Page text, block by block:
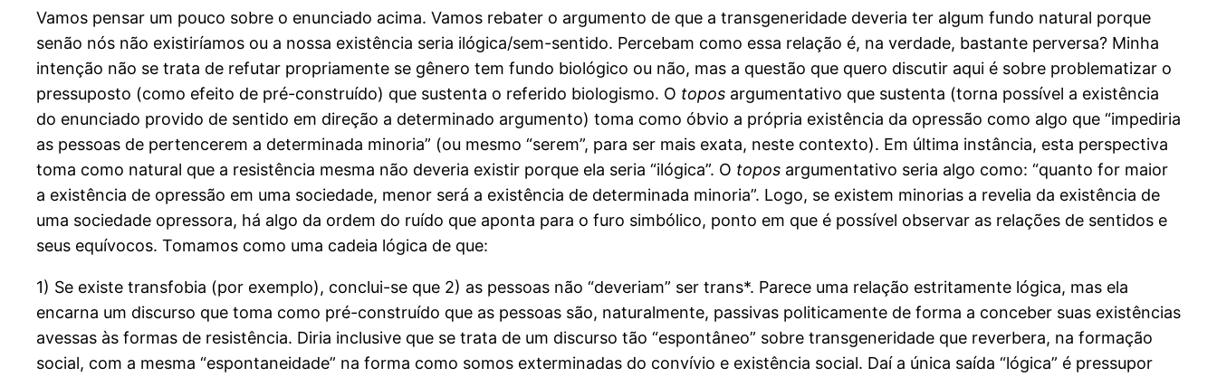
Vamos pensar um pouco sobre o enunciado acima. Vamos rebater o argumento de que a transgeneridade deveria ter algum fundo natural porque
senão nós não existiríamos ou a nossa existência seria ilógica/sem-sentido. Percebam como essa relação é, na verdade, bastante perversa? Minha
intenção não se trata de refutar propriamente se gênero tem fundo biológico ou não, mas a questão que quero discutir aqui é sobre problematizar o
pressuposto (como efeito de pré-construído) que sustenta o referido biologismo. O topos argumentativo que sustenta (torna possível a existência
do enunciado provido de sentido em direção a determinado argumento) toma como óbvio a própria existência da opressão como algo que “impediria
as pessoas de pertencerem a determinada minoria” (ou mesmo “serem”, para ser mais exata, neste contexto). Em última instância, esta perspectiva
toma como natural que a resistência mesma não deveria existir porque ela seria “ilógica”. O topos argumentativo seria algo como: “quanto for maior
a existência de opressão em uma sociedade, menor será a existência de determinada minoria”. Logo, se existem minorias a revelia da existência de
uma sociedade opressora, há algo da ordem do ruído que aponta para o furo simbólico, ponto em que é possível observar as relações de sentidos e
seus equívocos. Tomamos como uma cadeia lógica de que:
1) Se existe transfobia (por exemplo), conclui-se que 2) as pessoas não “deveriam” ser trans*. Parece uma relação estritamente lógica, mas ela
encarna um discurso que toma como pré-construído que as pessoas são, naturalmente, passivas politicamente de forma a conceber suas existências
avessas às formas de resistência. Diria inclusive que se trata de um discurso tão “espontâneo” sobre transgeneridade que reverbera, na formação
social, com a mesma “espontaneidade” na forma como somos exterminadas do convívio e existência social. Daí a única saída “lógica” é pressupor